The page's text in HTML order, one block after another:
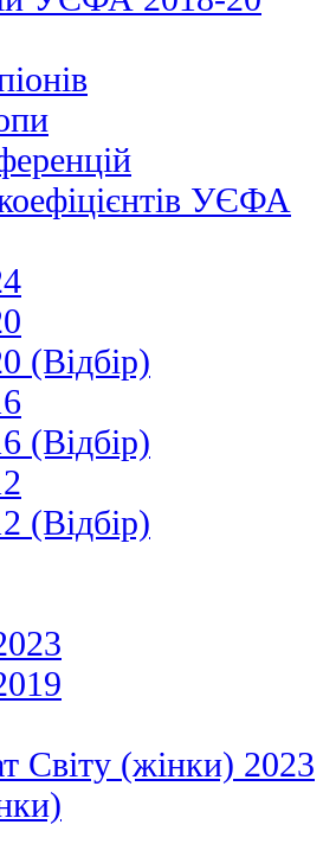
УЄФА
(Відбір)
(Відбір)
(Відбір)
Світу (жінки) 2023